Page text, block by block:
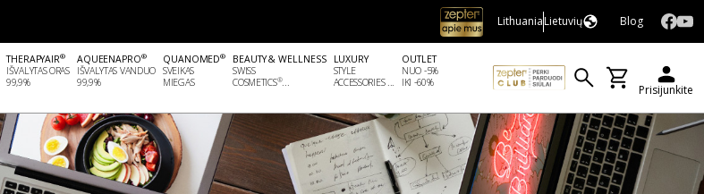
LithuaniaLietuvių Blog
THERAPYAIR®
IŠVALYTAS ORAS
99,9%
AQUEENAPRO®
IŠVALYTAS VANDUO
99,9%
QUANOMED®
SVEIKAS
MIEGAS
BEAUTY & WELLNESS
SWISS
COSMETICS®...
LUXURY
STYLE
ACCESSORIES ...
OUTLET
NUO -5%
IKI -60%
Prisijunkite